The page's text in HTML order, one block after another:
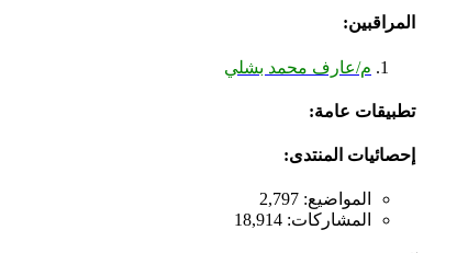
المراقبين:
م/عارف محمد بشلي
تطبيقات عامة:
إحصائيات المنتدى:
المواضيع: 2,797
المشاركات: 18,914